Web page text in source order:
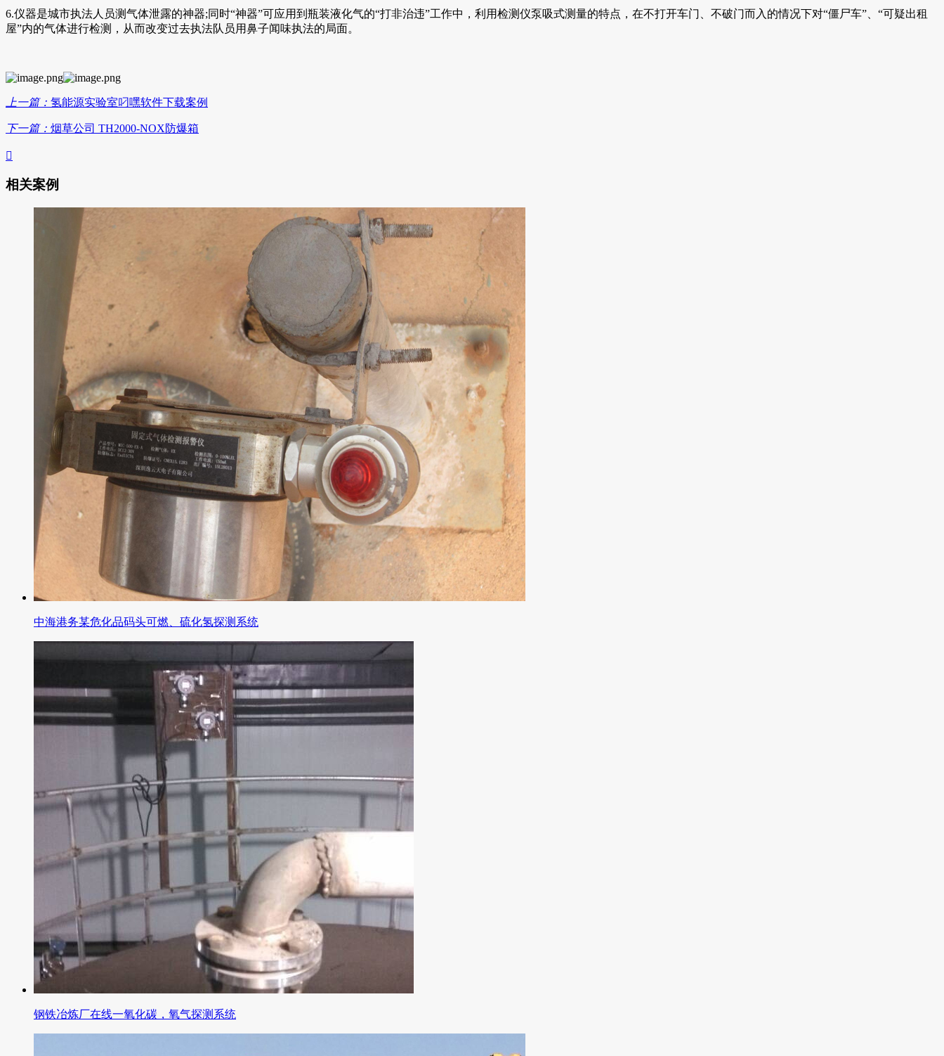
6.仪器是城市执法人员测气体泄露的神器;同时“神器”可应用到瓶装液化气的“打非治违”工作中，利用检测仪泵吸式测量的特点，在不打开车门、不破门而入的情况下对“僵尸车”、“可疑出租
屋”内的气体进行检测，从而改变过去执法队员用鼻子闻味执法的局面。
上一篇： 氢能源实验室叼嘿软件下载案例
下一篇： 烟草公司 TH2000-NOX防爆箱

相关案例
中海港务某危化品码头可燃、硫化氢探测系统
钢铁冶炼厂在线一氧化碳，氧气探测系统